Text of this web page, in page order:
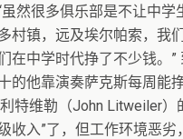
虽然很多俱乐部是不让中学
村镇，远及埃尔帕索，我
在中学时代挣了不少钱。”
的他靠演奏萨克斯每周能
特维勒（John Litweiler）
收入”了，但工作环境恶劣